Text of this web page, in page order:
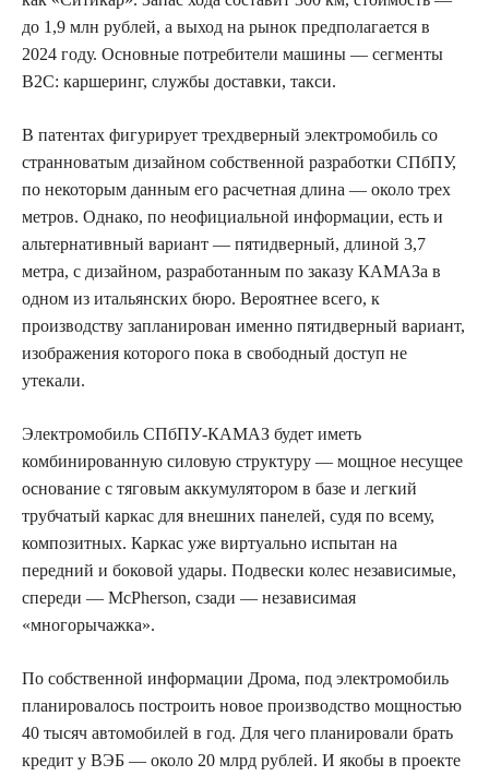
до 1,9 млн рублей, а выход на рынок предполагается в
2024 году. Основные потребители машины — сегменты
B2C: каршеринг, службы доставки, такси.
В патентах фигурирует трехдверный электромобиль со
странноватым дизайном собственной разработки СПбПУ,
по некоторым данным его расчетная длина — около трех
метров. Однако, по неофициальной информации, есть и
альтернативный вариант — пятидверный, длиной 3,7
метра, с дизайном, разработанным по заказу КАМАЗа в
одном из итальянских бюро. Вероятнее всего, к
производству запланирован именно пятидверный вариант,
изображения которого пока в свободный доступ не
утекали.
Электромобиль СПбПУ-КАМАЗ будет иметь
комбинированную силовую структуру — мощное несущее
основание с тяговым аккумулятором в базе и легкий
трубчатый каркас для внешних панелей, судя по всему,
композитных. Каркас уже виртуально испытан на
передний и боковой удары. Подвески колес независимые,
спереди — McPherson, сзади — независимая
«многорычажка».
По собственной информации Дрома, под электромобиль
планировалось построить новое производство мощностью
40 тысяч автомобилей в год. Для чего планировали брать
кредит у ВЭБ — около 20 млрд рублей. И якобы в проекте